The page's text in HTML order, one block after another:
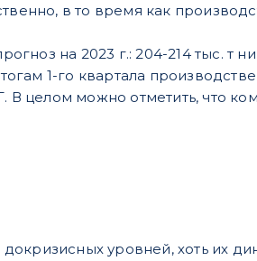
в то время как
на 2023 г.: 204-214 тыс. т
1-го квартала
целом можно отметить, что
уровней, хоть их